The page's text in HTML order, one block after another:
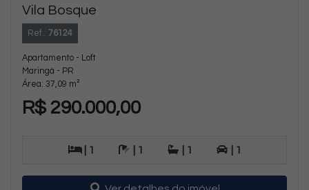
Vila Bosque
Ref.: 76124
Apartamento - Loft
Maringá - PR
Área: 37,09 m²
R$ 290.000,00
| 1 | 1 | 1 | 1